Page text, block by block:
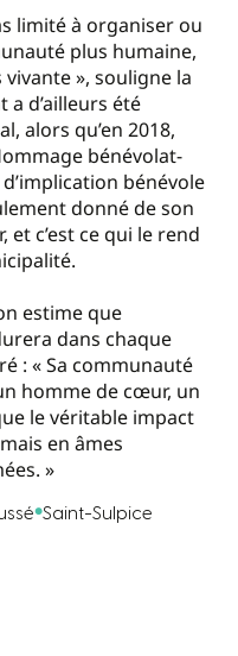
limité à organiser ou
plus humaine,
», souligne la
d’ailleurs été
alors qu’en 2018,
bénévolat-
bénévole
donné de son
c’est ce qui le rend
estime que
dans chaque
: « Sa communauté
homme de cœur, un
le véritable impact
en âmes
»
Saint-Sulpice